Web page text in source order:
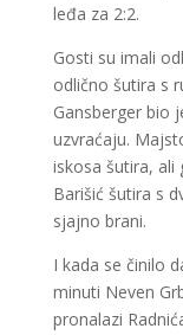
leđa za 2:2.
Gosti su imali
odlično šutira s
Gansberger bio
uzvraćaju.
iskosa šutira, ali
Barišić šutira s
sjajno brani.
I kada se činilo
minuti Neven
pronalazi